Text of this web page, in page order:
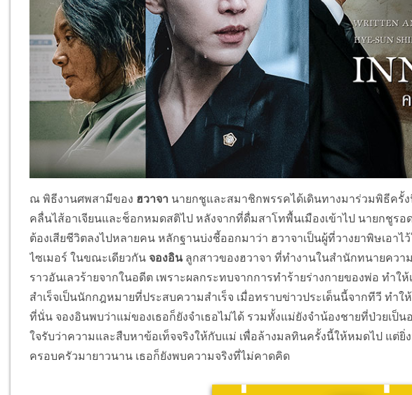
ณ พิธีงานศพสามีของ ฮวาจา นายกชูและสมาชิกพรรคได้เดินทางมาร่วมพิธีครั้
คลื่นไส้อาเจียนและช็อกหมดสติไป หลังจากที่ดื่มสาโทพื้นเมืองเข้าไป นายกชูร
ต้องเสียชีวิตลงไปหลายคน หลักฐานบ่งชี้ออกมาว่า ฮวาจาเป็นผู้ที่วางยาพิษเอาไ
ไซเมอร์ในขณะเดียวกันจองอินลูกสาวของฮวาจา ที่ทำงานในสำนักทนายควา
ราวอันเลวร้ายจากในอดีต เพราะผลกระทบจากการทำร้ายร่างกายของพ่อ ทำใ
สำเร็จเป็นนักกฎหมายที่ประสบความสำเร็จ เมื่อทราบข่าวประเด็นนี้จากทีวี ทำใ
ที่นั่น จองอินพบว่าแม่ของเธอก็ยังจำเธอไม่ได้ รวมทั้งแม่ยังจำน้องชายที่ป่วยเป็น
ใจรับว่าความและสืบหาข้อเท็จจริงให้กับแม่ เพื่อล้างมลทินครั้งนี้ให้หมดไป แต่ยิ่
ครอบครัวมายาวนาน เธอก็ยังพบความจริงที่ไม่คาดคิด